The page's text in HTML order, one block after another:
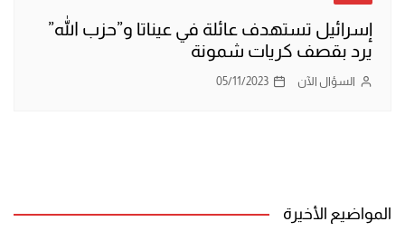
إسرائيل تستهدف عائلة في عيناتا و”حزب الله”
يرد بقصف كريات شمونة
السؤال الآن 05/11/2023
المواضيع الأخيرة